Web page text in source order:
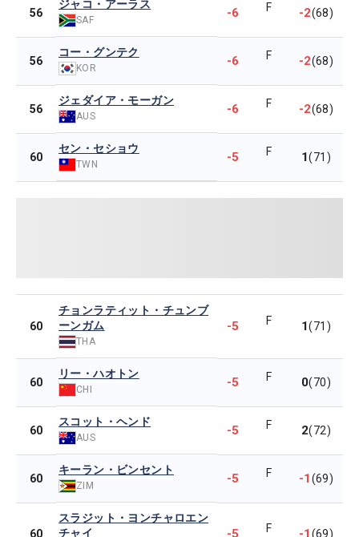
56
ジャコ・アーラス
SAF -6 F -2(68)
56
コー・グンテク
KOR -6 F -2(68)
56
ジェダイア・モーガン
AUS -6 F -2(68)
60
セン・セショウ
TWN -5 F 1(71)
60
チョンラティット・チュンブ
ーンガム
THA
-5 F 1(71)
60
リー・ハオトン
CHI -5 F 0(70)
60
スコット・ヘンド
AUS -5 F 2(72)
60
キーラン・ビンセント
ZIM -5 F -1(69)
60
スラジット・ヨンチャロエン
チャイ
-5 F -1(69)